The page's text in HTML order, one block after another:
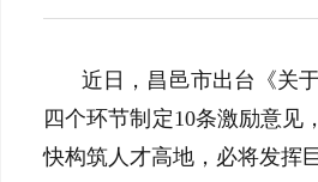
近日，昌邑市出台《关
四个环节制定10条激励意见
快构筑人才高地，必将发挥